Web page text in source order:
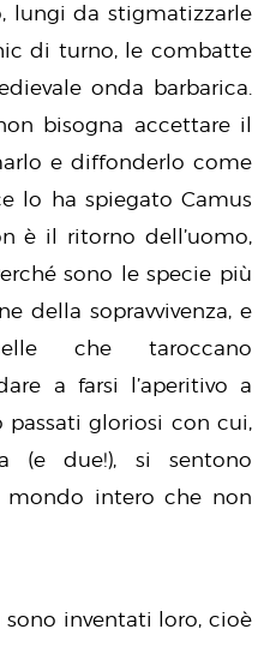
lungi da stigmatizzarle
di turno, le combatte
onda barbarica.
bisogna accettare il
e diffonderlo come
lo ha spiegato Camus
è il ritorno dell’uomo,
sono le specie più
della sopravvivenza, e
che taroccano
a farsi l’aperitivo a
gloriosi con cui,
(e due!), si sentono
intero che non
sono inventati loro, cioè